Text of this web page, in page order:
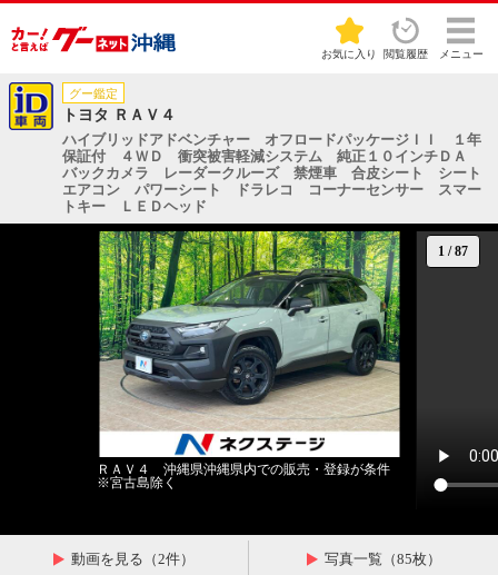
お気に入り 閲覧履歴 メニュー
グー鑑定
トヨタ ＲＡＶ４
ハイブリッドアドベンチャー オフロードパッケージＩＩ １年
保証付 ４ＷＤ 衝突被害軽減システム 純正１０インチＤＡ
バックカメラ レーダークルーズ 禁煙車 合皮シート シート
エアコン パワーシート ドラレコ コーナーセンサー スマー
トキー ＬＥＤヘッド
1 /87
ＲＡＶ４ 沖縄県沖縄県内での販売・登録が条件
※宮古島除く
動画を見る（2件） 写真一覧（85枚）